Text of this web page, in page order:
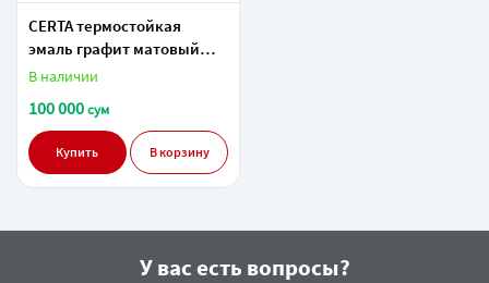
CERTA термостойкая
эмаль графит матовый
700°С (0,8 кг ) в Ташкенте в
В наличии
100 000сум
Купить В корзину
У вас есть вопросы?